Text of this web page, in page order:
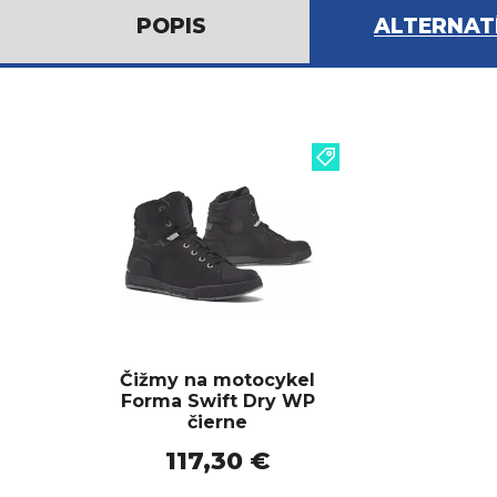
POPIS
Čižmy na motocykel
Forma Swift Dry WP
čierne
117,30 €